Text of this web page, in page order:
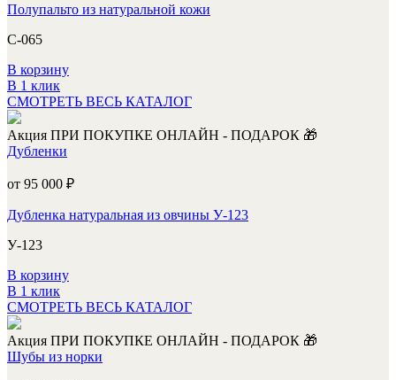
Полупальто из натуральной кожи
С-065
В корзину
В 1 клик
СМОТРЕТЬ ВЕСЬ КАТАЛОГ
Акция ПРИ ПОКУПКЕ ОНЛАЙН - ПОДАРОК 🎁
Дубленки
от 95 000 ₽
Дубленка натуральная из овчины У-123
У-123
В корзину
В 1 клик
СМОТРЕТЬ ВЕСЬ КАТАЛОГ
Акция ПРИ ПОКУПКЕ ОНЛАЙН - ПОДАРОК 🎁
Шубы из норки